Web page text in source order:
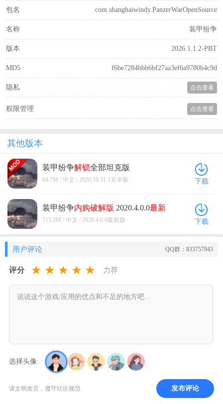
包名 com.shanghaiwindy.PanzerWarOpenSource
名称 装甲纷争
版本 2026.1.1.2-PBT
MD5 f6be7284bbb6bf27aa3ef6a9780b4c9d
隐私 点击查看
权限管理 点击查看
其他版本
装甲纷争解锁全部坦克版
2020.10.31.1安卓版
84.7M / 中文 / 2020.10.31.1安卓版 下载
装甲纷争内购破解版 2020.4.0.0最新
版
715.2M / 中文 / 2020.4.0.0最新版 下载
用户评论 QQ群：833757943
评分 ★ ★ ★ ★ ★ 力荐
选择头像:
请文明发言，遵守社区规范 发布评论